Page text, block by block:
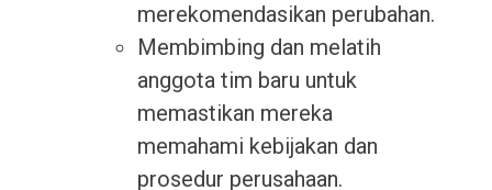
merekomendasikan perubahan.
Membimbing dan melatih
anggota tim baru untuk
memastikan mereka
memahami kebijakan dan
prosedur perusahaan.